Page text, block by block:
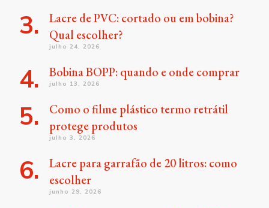
Lacre de PVC: cortado ou em bobina?
Qual escolher?
julho 24, 2026
Bobina BOPP: quando e onde comprar
julho 13, 2026
Como o filme plástico termo retrátil
protege produtos
julho 3, 2026
Lacre para garrafão de 20 litros: como
escolher
junho 29, 2026